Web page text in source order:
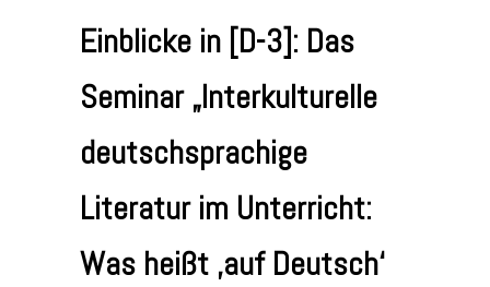
Einblicke in [D-3]: Das
Seminar „Interkulturelle
deutschsprachige
Literatur im Unterricht:
Was heißt ‚auf Deutsch‘